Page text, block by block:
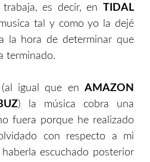
es decir, en TIDAL
tal y como yo la dejé
la hora de determinar que
terminado.
(al igual que en AMAZON
) la música cobra una
fuera porque he realizado
con respecto a mi
escuchado posterior